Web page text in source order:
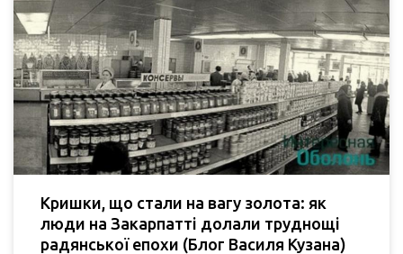
Кришки, що стали на вагу золота: як
люди на Закарпатті долали труднощі
радянської епохи (Блог Василя Кузана)